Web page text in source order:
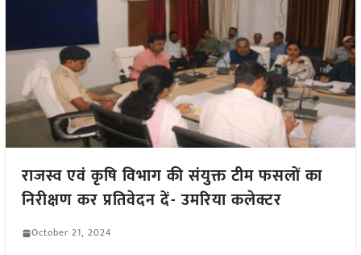
राजस्व एवं कृषि विभाग की संयुक्त टीम फसलों का
निरीक्षण कर प्रतिवेदन दें- उमरिया कलेक्टर
October 21, 2024